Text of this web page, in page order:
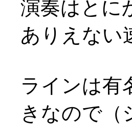
演奏はとに
ありえない
ラインは有
きなので（